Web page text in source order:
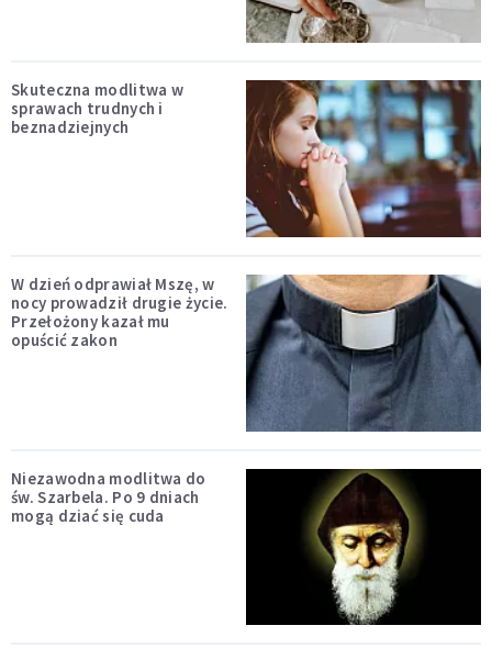
Skuteczna modlitwa w
sprawach trudnych i
beznadziejnych
W dzień odprawiał Mszę, w
nocy prowadził drugie życie.
Przełożony kazał mu
opuścić zakon
Niezawodna modlitwa do
św. Szarbela. Po 9 dniach
mogą dziać się cuda